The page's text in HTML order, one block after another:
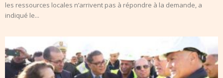
les ressources locales n’arrivent pas à répondre à la demande, a
indiqué le...